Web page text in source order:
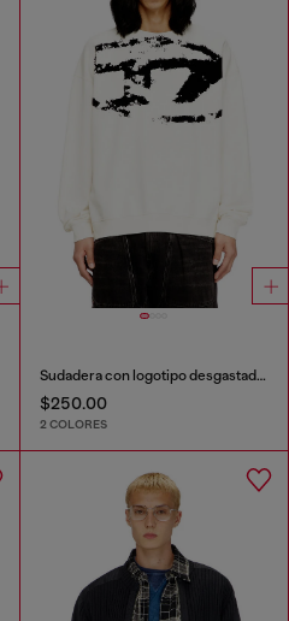
Sudadera con logotipo desgastado en relieve
$250.00
2 COLORES